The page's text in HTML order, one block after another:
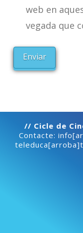
web en
vegada que
// Cicle de
Contacte: